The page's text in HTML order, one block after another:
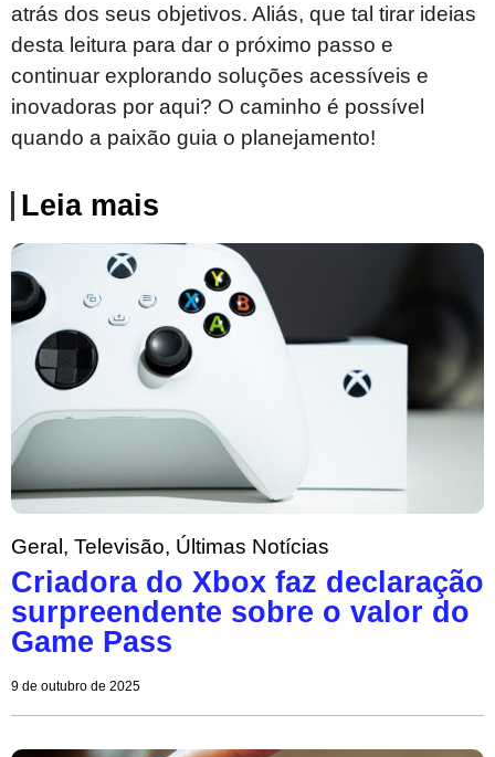
atrás dos seus objetivos. Aliás, que tal tirar ideias
desta leitura para dar o próximo passo e
continuar explorando soluções acessíveis e
inovadoras por aqui? O caminho é possível
quando a paixão guia o planejamento!
Leia mais
Geral, Televisão, Últimas Notícias
Criadora do Xbox faz declaração
surpreendente sobre o valor do
Game Pass
9 de outubro de 2025